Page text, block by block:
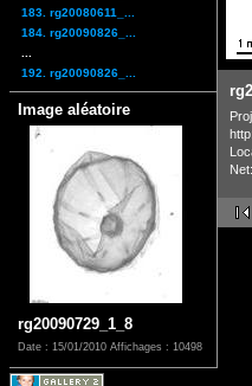
183. rg20080611_...
184. rg20090826_...
192. rg20090826_...
Image aléatoire
rg20090729_1_8
Date : 15/01/2010 Affichages : 10498